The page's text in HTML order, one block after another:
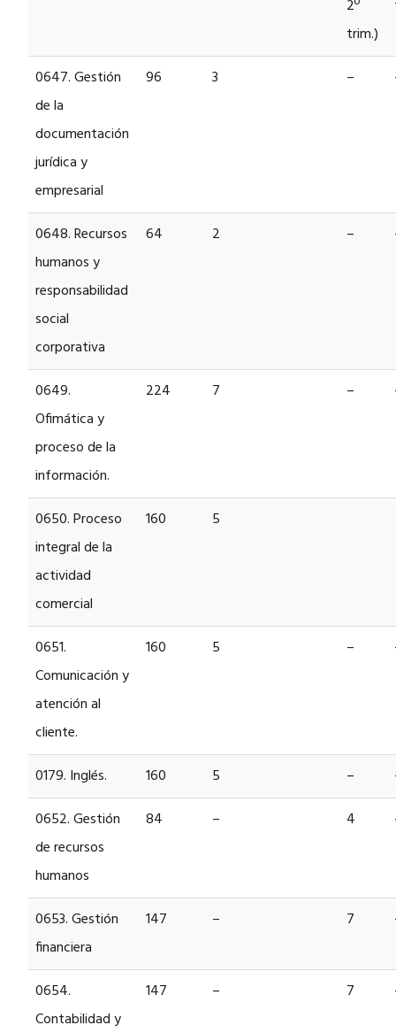
2º
trim.)
0647. Gestión
de la
documentación
jurídica y
empresarial
96 3 –
0648. Recursos
humanos y
responsabilidad
social
corporativa
64 2 –
0649.
Ofimática y
proceso de la
información.
224 7 –
0650. Proceso
integral de la
actividad
comercial
160 5
0651.
Comunicación y
atención al
cliente.
160 5 –
0179. Inglés. 160 5 –
0652. Gestión
de recursos
humanos
84 – 4
0653. Gestión
financiera
147 – 7
0654.
Contabilidad y
147 – 7